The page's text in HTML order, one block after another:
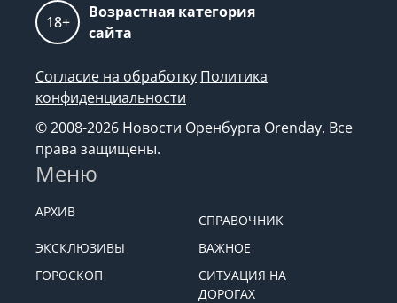
18+
Возрастная категория
сайта
Согласие на обработку Политика
конфиденциальности
© 2008-2026 Новости Оренбурга Orenday. Все
права защищены.
Меню
АРХИВ
СПРАВОЧНИК
ЭКСКЛЮЗИВЫ
ВАЖНОЕ
ГОРОСКОП
СИТУАЦИЯ НА
ДОРОГАХ